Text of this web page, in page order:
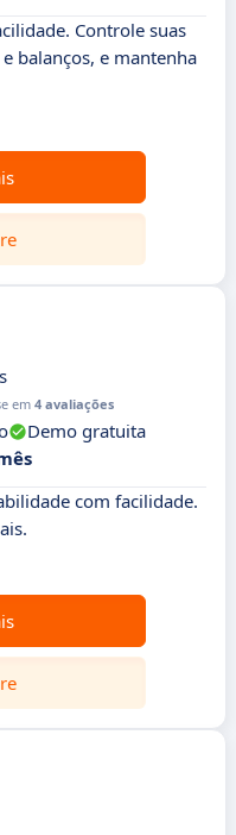
Controle suas
balanços, e mantenha
em 4 avaliações
Demo gratuita
com facilidade.